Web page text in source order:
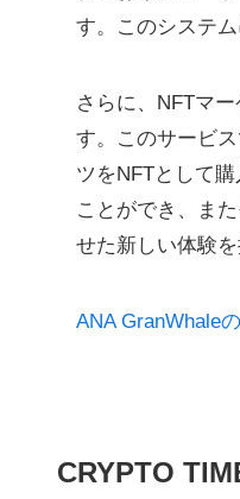
す。このシステ
さらに、NFTマ
す。このサービ
ツをNFTとして
ことができ、ま
せた新しい体験
ANA GranWhale
CRYPTO